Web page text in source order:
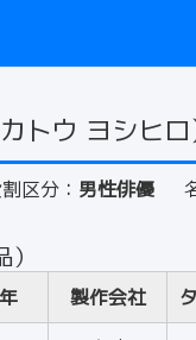
カトウ ヨシヒロ
区分： 男性俳優
製作会社